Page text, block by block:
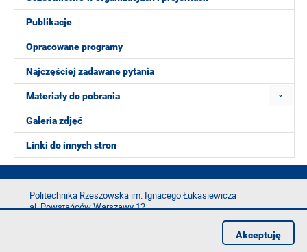
Publikacje
Opracowane programy
Najczęściej zadawane pytania
Materiały do pobrania
Galeria zdjęć
Linki do innych stron
Politechnika Rzeszowska im. Ignacego Łukasiewicza
al. Powstańców Warszawy 12
Akceptuję